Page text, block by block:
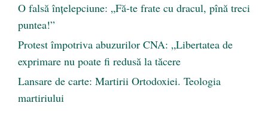
O falsă înțelepciune: „Fă-te frate cu dracul, pînă treci
puntea!”
Protest împotriva abuzurilor CNA: „Libertatea de
exprimare nu poate fi redusă la tăcere
Lansare de carte: Martirii Ortodoxiei. Teologia
martiriului